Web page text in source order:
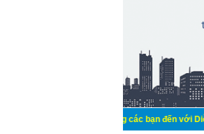
Chào mừng các bạn đến với Diễn đàn